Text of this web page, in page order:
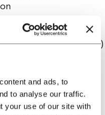
and ads, to
to analyse our traffic.
your use of our site with
(IHK)
mit
Frankfurt und
seine Freizeit